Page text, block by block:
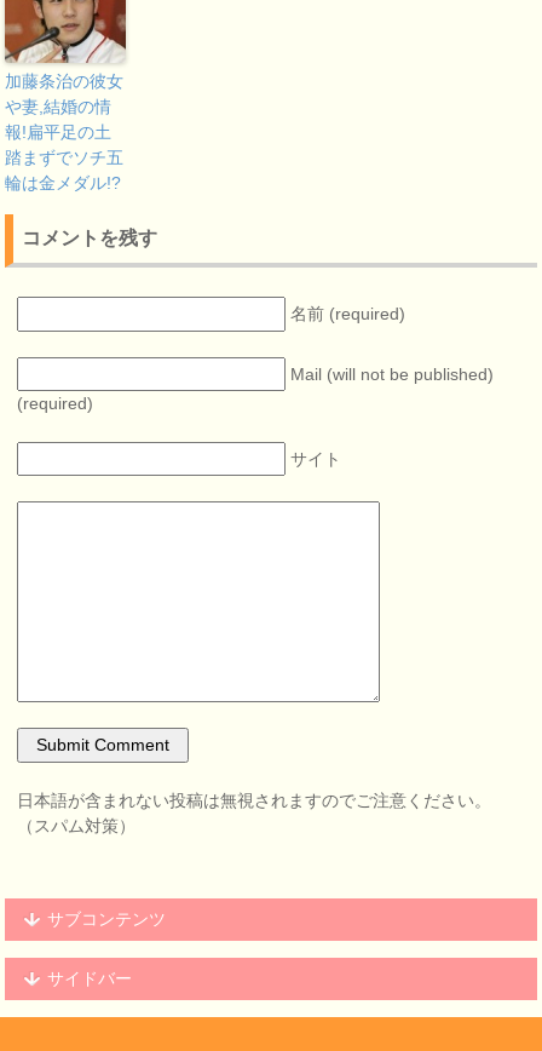
加藤条治の彼女
や妻,結婚の情
報!扁平足の土
踏まずでソチ五
輪は金メダル!?
コメントを残す
名前 (required)
Mail (will not be published)
(required)
サイト
日本語が含まれない投稿は無視されますのでご注意ください。
（スパム対策）
サブコンテンツ
サイドバー